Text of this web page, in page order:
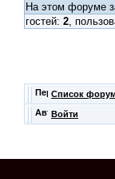
На этом форуме
гостей: 2,
Список
Войти